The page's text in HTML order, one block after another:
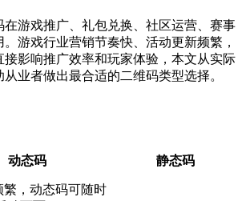
在游戏推广、礼包兑换、社区运营、赛事
游戏行业营销节奏快、活动更新频繁，
接影响推广效率和玩家体验，本文从实际
业者做出最合适的二维码类型选择。
动态码 静态码
繁，动态码可随时